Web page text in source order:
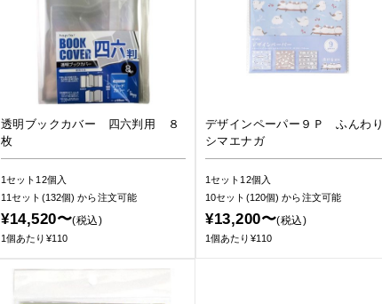
透明ブックカバー 四六判用 ８
枚
1セット12個入
11セット(132個)から注文可能
¥14,520〜(税込)
1個あたり¥110
デザインペーパー９Ｐ ふんわり
シマエナガ
1セット12個入
10セット(120個)から注文可能
¥13,200〜(税込)
1個あたり¥110